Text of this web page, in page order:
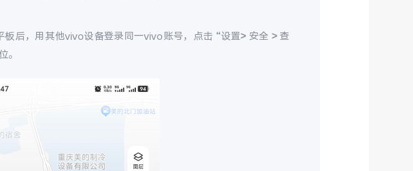
板后，用其他vivo设备登录同一vivo账号，点击 “设置> 安全 > 查
。